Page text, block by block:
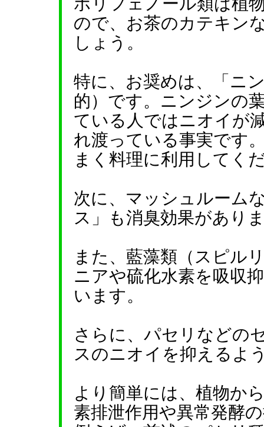
ので、お茶のカテキン
しょう。
特に、お奨めは、「ニ
的）です。ニンジンの
ている人ではニオイが
れ渡っている事実です
まく料理に利用してく
次に、マッシュルーム
ス」も消臭効果があり
また、藍藻類（スピル
ニアや硫化水素を吸収
います。
さらに、パセリなどの
スのニオイを抑えるよ
より簡単には、植物か
素排泄作用や異常発酵